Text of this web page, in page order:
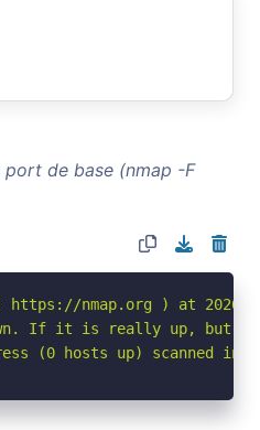
port de base (nmap -F
https://nmap.org ) at 2026-
If it is really up, but
(0 hosts up) scanned in